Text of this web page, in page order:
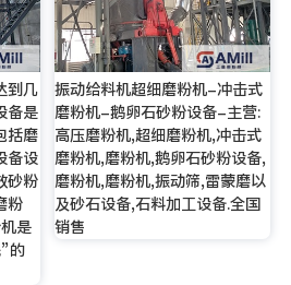
到几
备是
括磨
备设
砂粉
粉
是
的
振动给料机超细磨粉机-冲击式
磨粉机-鹅卵石砂粉设备-主营:
高压磨粉机,超细磨粉机,冲击式
磨粉机,磨粉机,鹅卵石砂粉设备,
磨粉机,磨粉机,振动筛,雷蒙磨以
及砂石设备,石料加工设备.全国
销售